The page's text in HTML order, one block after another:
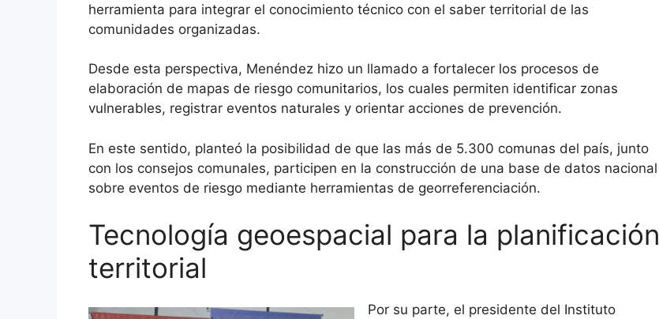
herramienta para integrar el conocimiento técnico con el saber territorial de las
comunidades organizadas.
Desde esta perspectiva, Menéndez hizo un llamado a fortalecer los procesos de
elaboración de mapas de riesgo comunitarios, los cuales permiten identificar zonas
vulnerables, registrar eventos naturales y orientar acciones de prevención.
En este sentido, planteó la posibilidad de que las más de 5.300 comunas del país, junto
con los consejos comunales, participen en la construcción de una base de datos nacional
sobre eventos de riesgo mediante herramientas de georreferenciación.
Tecnología geoespacial para la planificación
territorial
Por su parte, el presidente del Instituto